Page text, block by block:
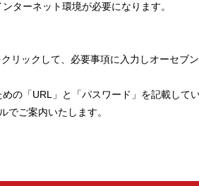
ターネット環境が必要になります。
リックして、必要事項に入力しオーセブン
の「URL」と「パスワード」を記載してい
ご案内いたします。